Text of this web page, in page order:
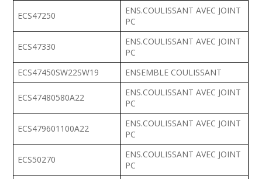
ECS47250
ENS.COULISSANT AVEC JOINT
PC
ECS47330
ENS.COULISSANT AVEC JOINT
PC
ECS47450SW22SW19
ENSEMBLE COULISSANT
ECS47480580A22
ENS.COULISSANT AVEC JOINT
PC
ECS479601100A22
ENS.COULISSANT AVEC JOINT
PC
ECS50270
ENS.COULISSANT AVEC JOINT
PC